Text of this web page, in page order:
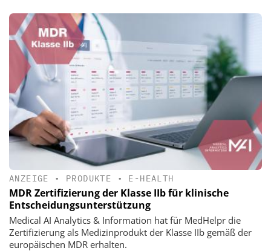
ANZEIGE • PRODUKTE • E-HEALTH
MDR Zertifizierung der Klasse IIb für klinische
Entscheidungsunterstützung
Medical AI Analytics & Information hat für MedHelpr die
Zertifizierung als Medizinprodukt der Klasse IIb gemäß der
europäischen MDR erhalten.